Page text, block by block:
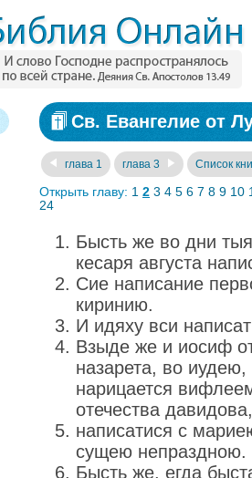
Св. Евангелие от
глава 1 глава 3 Список
Открыть главу: 1 2 3 4 5 6 7 8 9 10
24
Бысть же во дни
кесаря августа
Сие написание
киринию.
И идяху вси
Взыде же и иосиф
назарета, во
нарицается
отечества давидова,
написатися с
сущею непраздною.
Бысть же, егда